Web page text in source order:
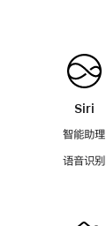
Siri
智能助理
语音识别